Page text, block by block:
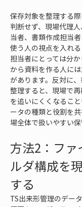
保存対象を整理する
判断せず、現場代理
当者、書類作成担当
使う人の視点を入れ
担当者にとっては分
から資料を作る人に
があります。反対に
整理すると、現場で
を追いにくくなるこ
ータの種類と役割を
場全体で扱いやすい保
方法2：ファ
ルダ構成を
する
TS出来形管理のデー